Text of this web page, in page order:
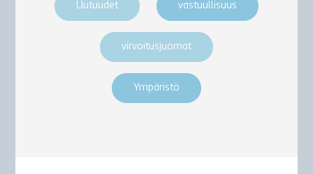
Uutuudet vastuullisuus
virvoitusjuomat
Ympäristö